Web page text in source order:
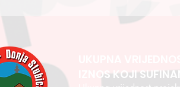
IZNOS KOJI